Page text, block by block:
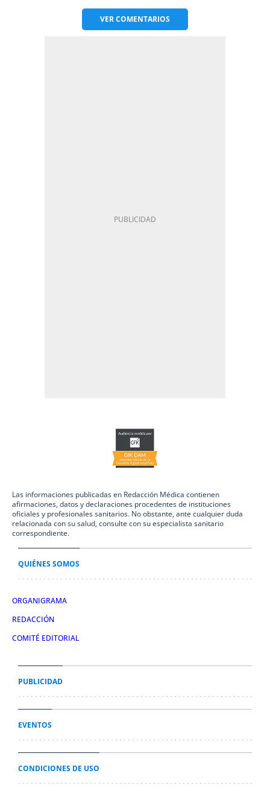
VERCOMENTARIOS
Las informaciones publicadas en Redacción Médica contienen
afirmaciones, datos y declaraciones procedentes de instituciones
oficiales y profesionales sanitarios. No obstante, ante cualquier duda
relacionada con su salud, consulte con su especialista sanitario
correspondiente.
QUIÉNES SOMOS
ORGANIGRAMA
REDACCIÓN
COMITÉ EDITORIAL
PUBLICIDAD
EVENTOS
CONDICIONES DE USO